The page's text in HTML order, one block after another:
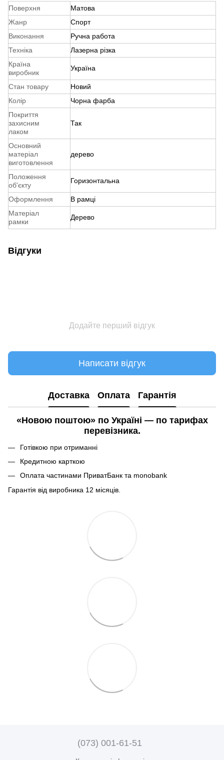
Поверхня
Матова
Жанр
Спорт
Виконання
Ручна работа
Техніка
Лазерна різка
Країна
виробник
Україна
Стан товару
Новий
Колір
Чорна фарба
Покриття
захисним
лаком
Так
Основний
матеріал
виготовлення
дерево
Положення
об'єкту
Горизонтальна
Оформлення
В рамці
Матеріал
рамки
Дерево
Відгуки
Додайте перший відгук
Написати відгук
Доставка Оплата Гарантія
«Новою поштою» по Україні — по тарифах
перевізника.
Готівкою при отриманні
Кредитною карткою
Оплата частинами ПриватБанк та monobank
Гарантія від виробника 12 місяців.
(073) 001-61-51